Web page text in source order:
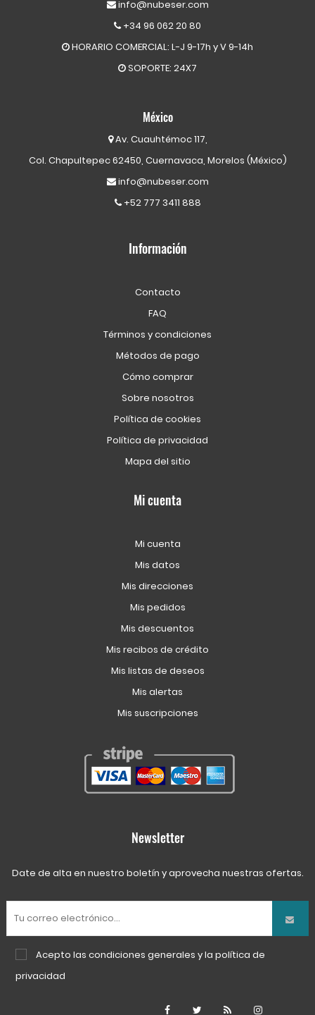
info@nubeser.com
+34 96 062 20 80
HORARIO COMERCIAL: L-J 9-17h y V 9-14h
SOPORTE: 24X7
México
Av. Cuauhtémoc 117,
Col. Chapultepec 62450, Cuernavaca, Morelos (México)
info@nubeser.com
+52 777 3411 888
Información
Contacto
FAQ
Términos y condiciones
Métodos de pago
Cómo comprar
Sobre nosotros
Política de cookies
Política de privacidad
Mapa del sitio
Mi cuenta
Mi cuenta
Mis datos
Mis direcciones
Mis pedidos
Mis descuentos
Mis recibos de crédito
Mis listas de deseos
Mis alertas
Mis suscripciones
Newsletter
Date de alta en nuestro boletín y aprovecha nuestras ofertas.
Acepto las condiciones generales y la política de
privacidad
FacebookTwitter Rss